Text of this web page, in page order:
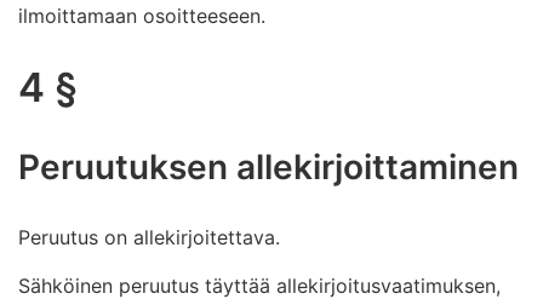
ilmoittamaan osoitteeseen.
4 §
Peruutuksen allekirjoittaminen
Peruutus on allekirjoitettava.
Sähköinen peruutus täyttää allekirjoitusvaatimuksen,